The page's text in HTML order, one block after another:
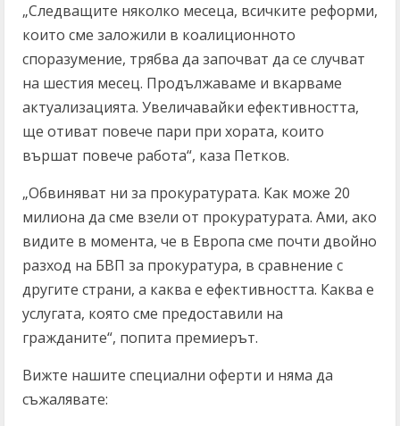
„Следващите няколко месеца, всичките реформи,
които сме заложили в коалиционното
споразумение, трябва да започват да се случват
на шестия месец. Продължаваме и вкарваме
актуализацията. Увеличавайки ефективността,
ще отиват повече пари при хората, които
вършат повече работа“, каза Петков.
„Обвиняват ни за прокуратурата. Как може 20
милиона да сме взели от прокуратурата. Ами, ако
видите в момента, че в Европа сме почти двойно
разход на БВП за прокуратура, в сравнение с
другите страни, а каква е ефективността. Каква е
услугата, която сме предоставили на
гражданите“, попита премиерът.
Вижте нашите специални оферти и няма да
съжалявате: